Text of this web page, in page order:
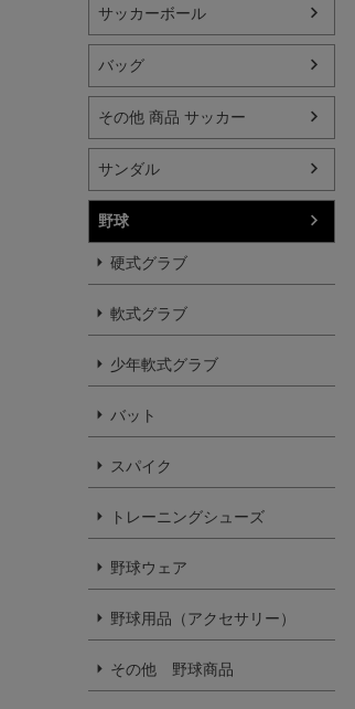
サッカーボール
バッグ
その他 商品 サッカー
サンダル
野球
硬式グラブ
軟式グラブ
少年軟式グラブ
バット
スパイク
トレーニングシューズ
野球ウェア
野球用品（アクセサリー）
その他 野球商品